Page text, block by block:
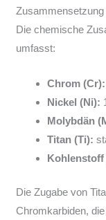
Die chemische
umfasst:
Chrom (Cr):
Nickel (Ni):
Molybdän
Titan (Ti):
Kohlenstoff
Die Zugabe von
Chromkarbiden,